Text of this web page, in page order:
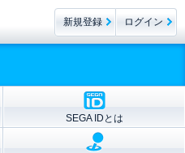
SEGA IDとは
新規登録 ログイン